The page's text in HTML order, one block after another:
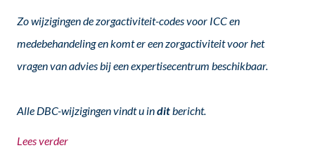
Zo wijzigingen de zorgactiviteit-codes voor ICC en
medebehandeling en komt er een zorgactiviteit voor het
vragen van advies bij een expertisecentrum beschikbaar.
Alle DBC-wijzigingen vindt u inditbericht.
Lees verder